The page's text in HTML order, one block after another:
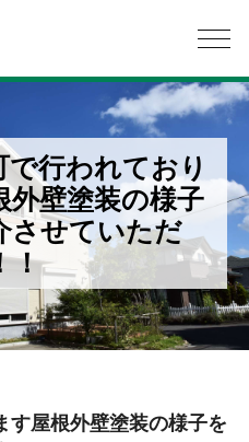
で行われており
外壁塗装の様子
させていただ
！
す屋根外壁塗装の様子を